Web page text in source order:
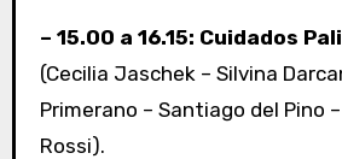
– 15.00 a 16.15: Cuidados
(Cecilia Jaschek – Silvina
Primerano – Santiago del Pino
Rossi).